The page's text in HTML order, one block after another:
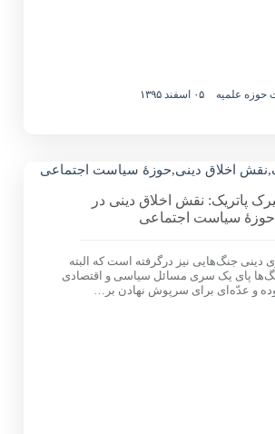
حوزه علمیه
پاتریک: نقش اخلاق دینی در
حوزۀ سیاست اجتماعی
دینی جنگ‌هایی نیز درگرفته است که البته
پای یک سری مسائل سیاسی و اقتصادی
و عدّه‌ای برای سرپوش نهادن بر…